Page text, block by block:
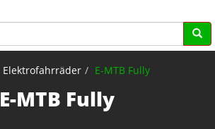
Elektrofahrräder E-MTB Fully
E-MTB Fully